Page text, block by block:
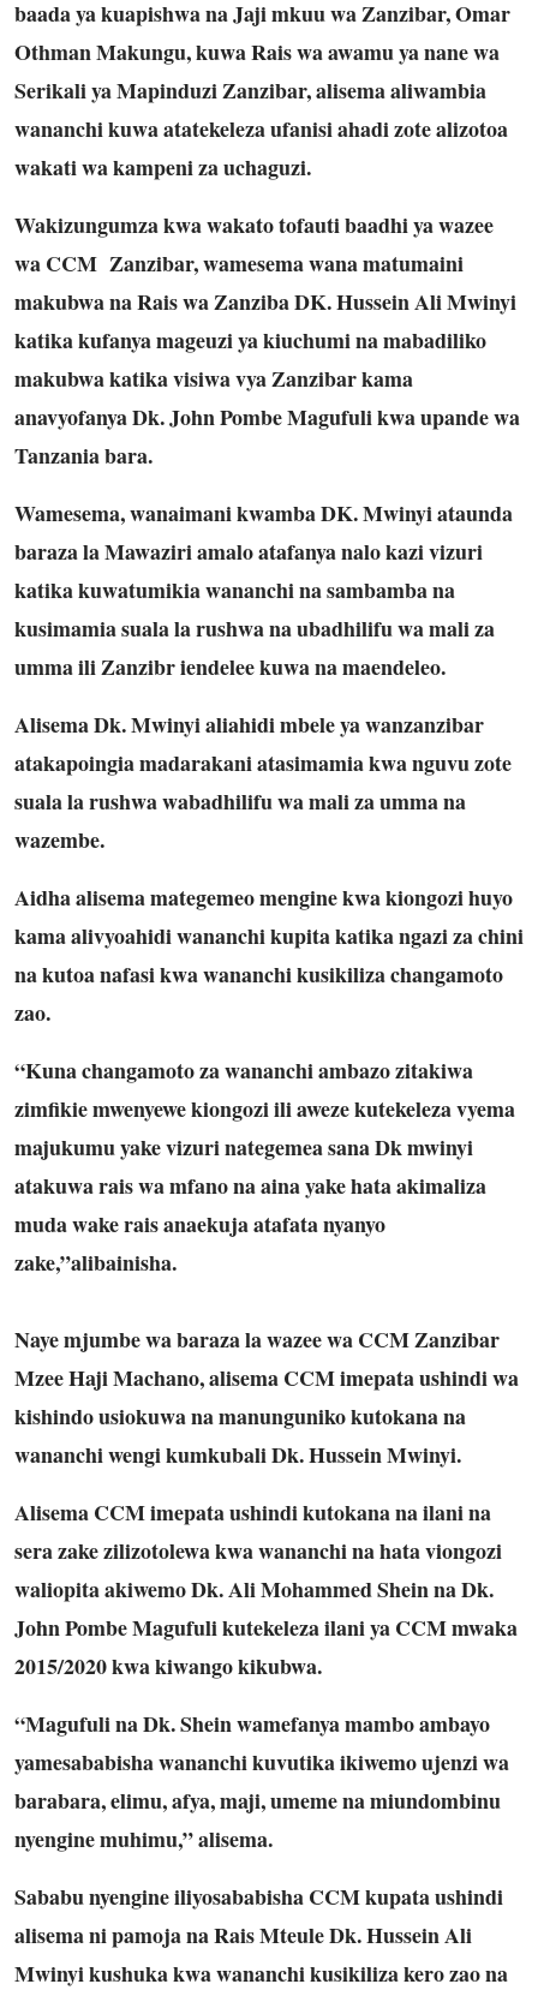
baada ya kuapishwa na Jaji mkuu wa Zanzibar, Omar
Othman Makungu, kuwa Rais wa awamu ya nane wa
Serikali ya Mapinduzi Zanzibar, alisema aliwambia
wananchi kuwa atatekeleza ufanisi ahadi zote alizotoa
wakati wa kampeni za uchaguzi.
Wakizungumza kwa wakato tofauti baadhi ya wazee
wa CCM Zanzibar, wamesema wana matumaini
makubwa na Rais wa Zanziba DK. Hussein Ali Mwinyi
katika kufanya mageuzi ya kiuchumi na mabadiliko
makubwa katika visiwa vya Zanzibar kama
anavyofanya Dk. John Pombe Magufuli kwa upande wa
Tanzania bara.
Wamesema, wanaimani kwamba DK. Mwinyi ataunda
baraza la Mawaziri amalo atafanya nalo kazi vizuri
katika kuwatumikia wananchi na sambamba na
kusimamia suala la rushwa na ubadhilifu wa mali za
umma ili Zanzibr iendelee kuwa na maendeleo.
Alisema Dk. Mwinyi aliahidi mbele ya wanzanzibar
atakapoingia madarakani atasimamia kwa nguvu zote
suala la rushwa wabadhilifu wa mali za umma na
wazembe.
Aidha alisema mategemeo mengine kwa kiongozi huyo
kama alivyoahidi wananchi kupita katika ngazi za chini
na kutoa nafasi kwa wananchi kusikiliza changamoto
zao.
“Kuna changamoto za wananchi ambazo zitakiwa
zimfikie mwenyewe kiongozi ili aweze kutekeleza vyema
majukumu yake vizuri nategemea sana Dk mwinyi
atakuwa rais wa mfano na aina yake hata akimaliza
muda wake rais anaekuja atafata nyanyo
zake,”alibainisha.
Naye mjumbe wa baraza la wazee wa CCM Zanzibar
Mzee Haji Machano, alisema CCM imepata ushindi wa
kishindo usiokuwa na manunguniko kutokana na
wananchi wengi kumkubali Dk. Hussein Mwinyi.
Alisema CCM imepata ushindi kutokana na ilani na
sera zake zilizotolewa kwa wananchi na hata viongozi
waliopita akiwemo Dk. Ali Mohammed Shein na Dk.
John Pombe Magufuli kutekeleza ilani ya CCM mwaka
2015/2020 kwa kiwango kikubwa.
“Magufuli na Dk. Shein wamefanya mambo ambayo
yamesababisha wananchi kuvutika ikiwemo ujenzi wa
barabara, elimu, afya, maji, umeme na miundombinu
nyengine muhimu,” alisema.
Sababu nyengine iliyosababisha CCM kupata ushindi
alisema ni pamoja na Rais Mteule Dk. Hussein Ali
Mwinyi kushuka kwa wananchi kusikiliza kero zao na